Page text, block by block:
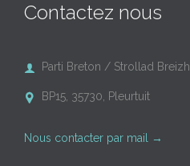
Contactez nous
 Parti Breton / Strollad Breizh
 BP15, 35730, Pleurtuit
Nous contacter par mail →